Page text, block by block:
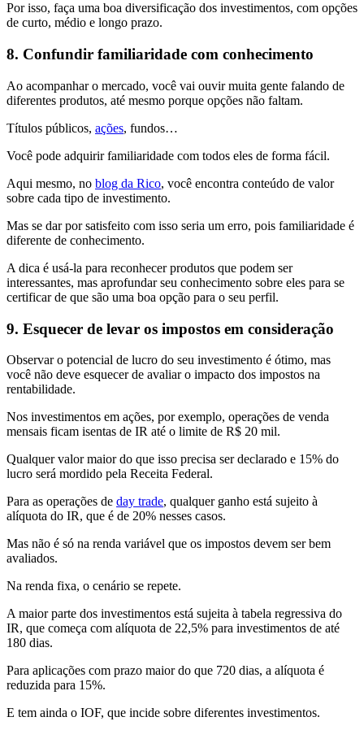
Por isso, faça uma boa diversificação dos investimentos, com opções
de curto, médio e longo prazo.
8. Confundir familiaridade com conhecimento
Ao acompanhar o mercado, você vai ouvir muita gente falando de
diferentes produtos, até mesmo porque opções não faltam.
Títulos públicos, ações, fundos…
Você pode adquirir familiaridade com todos eles de forma fácil.
Aqui mesmo, no blog da Rico, você encontra conteúdo de valor
sobre cada tipo de investimento.
Mas se dar por satisfeito com isso seria um erro, pois familiaridade é
diferente de conhecimento.
A dica é usá-la para reconhecer produtos que podem ser
interessantes, mas aprofundar seu conhecimento sobre eles para se
certificar de que são uma boa opção para o seu perfil.
9. Esquecer de levar os impostos em consideração
Observar o potencial de lucro do seu investimento é ótimo, mas
você não deve esquecer de avaliar o impacto dos impostos na
rentabilidade.
Nos investimentos em ações, por exemplo, operações de venda
mensais ficam isentas de IR até o limite de R$ 20 mil.
Qualquer valor maior do que isso precisa ser declarado e 15% do
lucro será mordido pela Receita Federal.
Para as operações de day trade, qualquer ganho está sujeito à
alíquota do IR, que é de 20% nesses casos.
Mas não é só na renda variável que os impostos devem ser bem
avaliados.
Na renda fixa, o cenário se repete.
A maior parte dos investimentos está sujeita à tabela regressiva do
IR, que começa com alíquota de 22,5% para investimentos de até
180 dias.
Para aplicações com prazo maior do que 720 dias, a alíquota é
reduzida para 15%.
E tem ainda o IOF, que incide sobre diferentes investimentos.